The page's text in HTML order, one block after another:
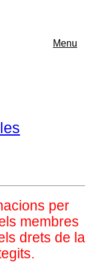
Menu
per
membres
drets de la